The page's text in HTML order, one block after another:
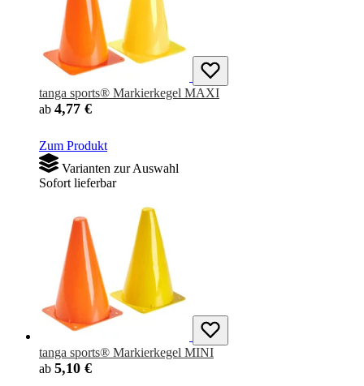
tanga sports® Markierkegel MAXI
ab 4,77 €
Zum Produkt
Varianten zur Auswahl
Sofort lieferbar
tanga sports® Markierkegel MINI
ab 5,10 €